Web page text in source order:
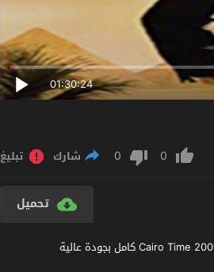
01:30:24
0
0 شارك تبليغ
تحميل
مشاهدة فيلم Cairo Time 2009 مترجم عربي اون لاين مشاهدة وتحميل مباشر فيلم الوقت القاهرة Cairo Time 2009 كامل بجودة عالية